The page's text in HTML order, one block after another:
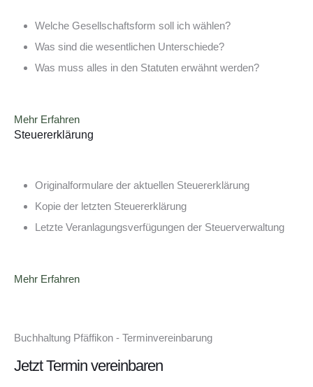
Welche Gesellschaftsform soll ich wählen?
Was sind die wesentlichen Unterschiede?
Was muss alles in den Statuten erwähnt werden?
Mehr Erfahren
Steuererklärung
Originalformulare der aktuellen Steuererklärung
Kopie der letzten Steuererklärung
Letzte Veranlagungsverfügungen der Steuerverwaltung
Mehr Erfahren
Buchhaltung Pfäffikon - Terminvereinbarung
Jetzt Termin vereinbaren